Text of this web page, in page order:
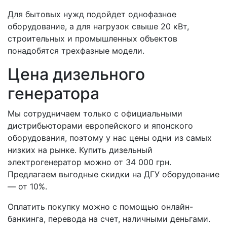
Для бытовых нужд подойдет однофазное
оборудование, а для нагрузок свыше 20 кВт,
строительных и промышленных объектов
понадобятся трехфазные модели.
Цена дизельного
генератора
Мы сотрудничаем только с официальными
дистрибьюторами европейского и японского
оборудования, поэтому у нас цены одни из самых
низких на рынке. Купить дизельный
электрогенератор можно от 34 000 грн.
Предлагаем выгодные скидки на ДГУ оборудование
— от 10%.
Оплатить покупку можно с помощью онлайн-
банкинга, перевода на счет, наличными деньгами.